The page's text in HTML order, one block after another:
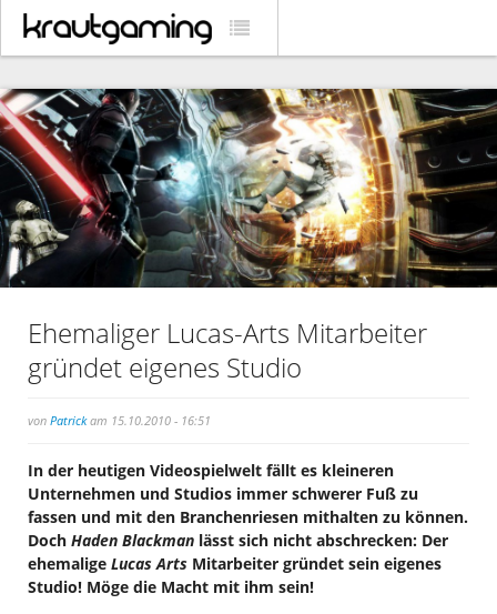
Ehemaliger Lucas-Arts Mitarbeiter
gründet eigenes Studio
von Patrickam 15.10.2010 - 16:51
In der heutigen Videospielwelt fällt es kleineren
Unternehmen und Studios immer schwerer Fuß zu
fassen und mit den Branchenriesen mithalten zu können.
Doch Haden Blackman lässt sich nicht abschrecken: Der
ehemalige Lucas Arts Mitarbeiter gründet sein eigenes
Studio! Möge die Macht mit ihm sein!